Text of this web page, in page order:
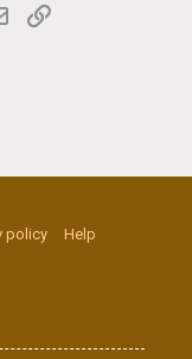
Email
policy
Help